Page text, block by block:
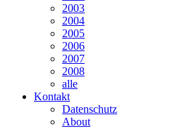
2003
2004
2005
2006
2007
2008
alle
Kontakt
Datenschutz
About